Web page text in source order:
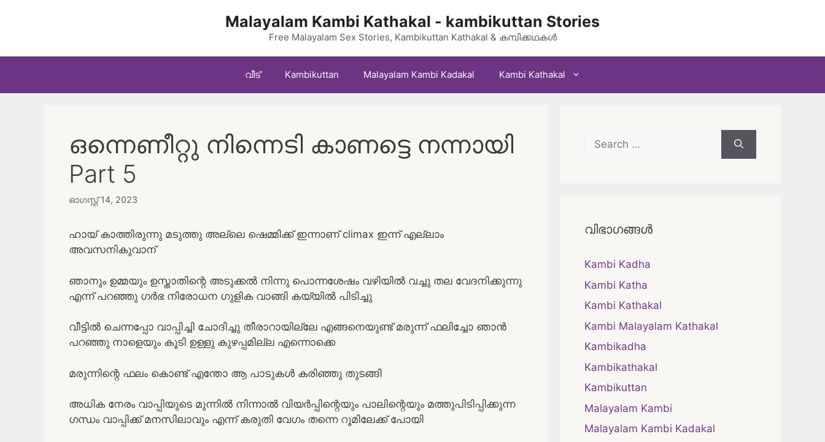
Malayalam Kambi Kathakal - kambikuttan Stories
Free Malayalam Sex Stories, Kambikuttan Kathakal & കമ്പിക്കഥകൾ
വീട് Kambikuttan Malayalam Kambi Kadakal Kambi Kathakal
ഒന്നെണീറ്റു നിന്നെടി കാണട്ടെ നന്നായി
Part 5
ഓഗസ്റ്റ്‌ 14, 2023
ഹായ്‌ കാത്തിരുന്നു മടുത്തു അല്ലെ ഷെമ്മിക്ക് ഇന്നാണ് climax ഇന്ന് എല്ലാം
അവസനികുവാന്
ഞാനും ഉമ്മയും ഉസ്താതിന്റെ അടുക്കൽ നിന്നു പൊന്നശേഷം വഴിയിൽ വച്ചു തല വേദനിക്കുന്നു
എന്ന് പറഞ്ഞു ഗർഭ നിരോധന ഗുളിക വാങ്ങി കയ്യിൽ പിടിച്ചു
വീട്ടിൽ ചെന്നപ്പോ വാപ്പിച്ചി ചോദിച്ചു തീരാറായില്ലേ എങ്ങനെയുണ്ട് മരുന്ന് ഫലിച്ചോ ഞാൻ
പറഞ്ഞു നാളെയും കൂടി ഉള്ളു കുഴപ്പമില്ല എന്നൊക്കെ
മരുന്നിന്റെ ഫലം കൊണ്ട് എന്തോ ആ പാടുകൾ കരിഞ്ഞു തുടങ്ങി
അധിക നേരം വാപ്പിയുടെ മുന്നിൽ നിന്നാൽ വിയർപ്പിന്റെയും പാലിന്റെയും മത്തുപിടിപ്പിക്കുന്ന
ഗന്ധം വാപ്പിക്ക് മനസിലാവും എന്ന് കരുതി വേഗം തന്നെ റൂമിലേക്ക്‌ പോയി
Search
for:
വിഭാഗങ്ങൾ
Kambi Kadha
Kambi Katha
Kambi Kathakal
Kambi Malayalam Kathakal
Kambikadha
Kambikathakal
Kambikuttan
Malayalam Kambi
Malayalam Kambi Kadakal